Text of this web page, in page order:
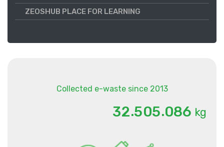
ZEOSHUB PLACE FOR LEARNING
Collected e-waste since 2013
32.505.086 kg